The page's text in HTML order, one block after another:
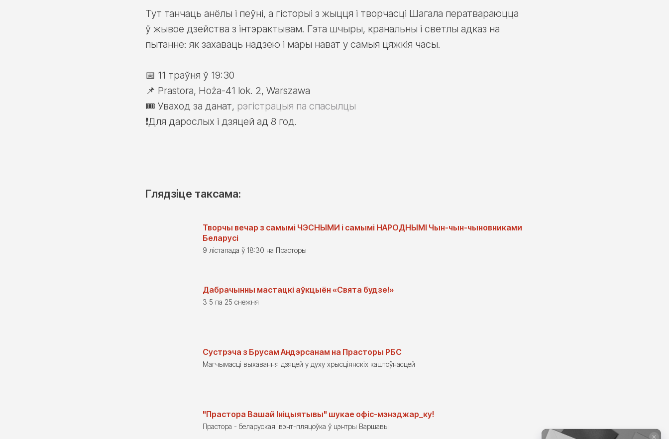
Тут танчаць анёлы і пеўні, а гісторыі з жыцця і творчасці Шагала ператвараюцца
ў жывое дзейства з інтэрактывам. Гэта шчыры, кранальны і светлы адказ на
пытанне: як захаваць надзею і мары нават у самыя цяжкія часы.
📅 11 траўня ў 19:30
📌 Prastora, Hoża-41 lok. 2, Warszawa
🎟️ Уваход за данат, рэгістрацыя па спасылцы
❗Для дарослых і дзяцей ад 8 год.
Глядзіце таксама:
Творчы вечар з самымі ЧЭСНЫМИ і самымі НАРОДНЫМІ Чын-чын-чыновниками
Беларусі
9 лістапада ў 18:30 на Прасторы
Дабрачынны мастацкі аўкцыён «Свята будзе!»
З 5 па 25 снежня
Сустрэча з Брусам Андэрсанам на Прасторы РБС
Магчымасці выхавання дзяцей у духу хрысціянскіх каштоўнасцей
"Прастора Вашай Ініцыятывы" шукае офіс-мэнэджар_ку!
Прастора - беларуская івэнт-пляцоўка ў цэнтры Варшавы